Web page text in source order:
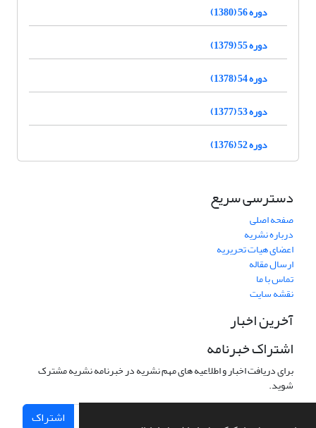
دوره 56 (1380)
دوره 55 (1379)
دوره 54 (1378)
دوره 53 (1377)
دوره 52 (1376)
دسترسی سریع
صفحه اصلی
درباره نشریه
اعضای هیات تحریریه
ارسال مقاله
تماس با ما
نقشه سایت
آخرین اخبار
اشتراک خبرنامه
برای دریافت اخبار و اطلاعیه های مهم نشریه در خبرنامه نشریه مشترک
شوید.
اشتراک